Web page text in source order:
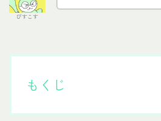
びすこす
もくじ